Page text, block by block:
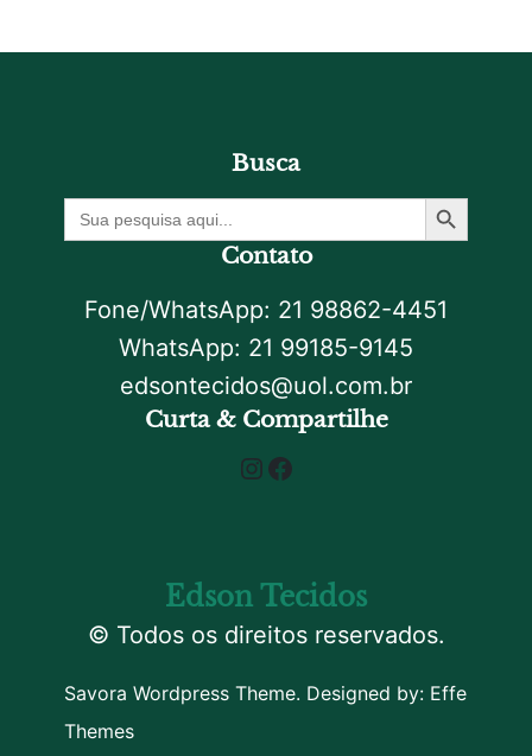
Busca
Procurar
por:
Botão De Pesquisa
Contato
Fone/WhatsApp: 21 98862-4451
WhatsApp: 21 99185-9145
edsontecidos@uol.com.br
Curta & Compartilhe
Instagram Facebook
Edson Tecidos
© Todos os direitos reservados.
Savora Wordpress Theme. Designed by: Effe
Themes